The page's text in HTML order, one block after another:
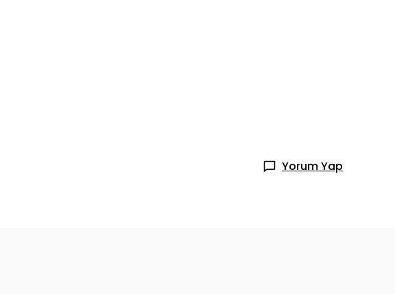
Yorum Yap